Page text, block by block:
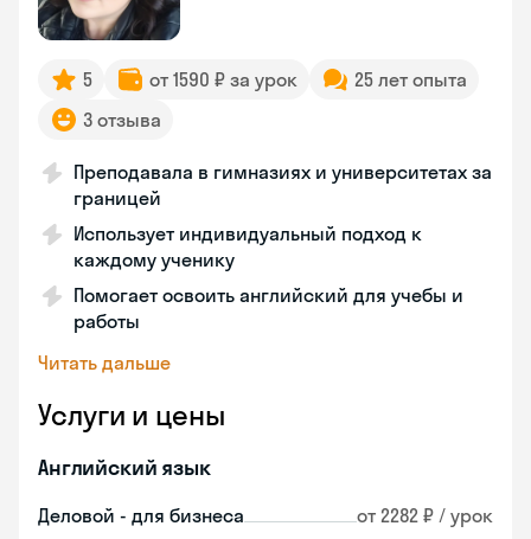
5 от 1590 ₽ за урок
25 лет опыта
3 отзыва
Преподавала в гимназиях и университетах за
границей
Использует индивидуальный подход к
каждому ученику
Помогает освоить английский для учебы и
работы
Читать дальше
Услуги и цены
Английский язык
Деловой - для бизнеса от 2282 ₽ / урок